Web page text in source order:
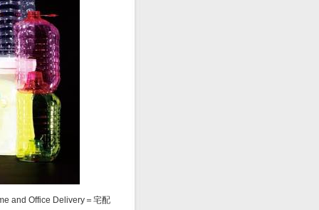
and Office Delivery＝宅配